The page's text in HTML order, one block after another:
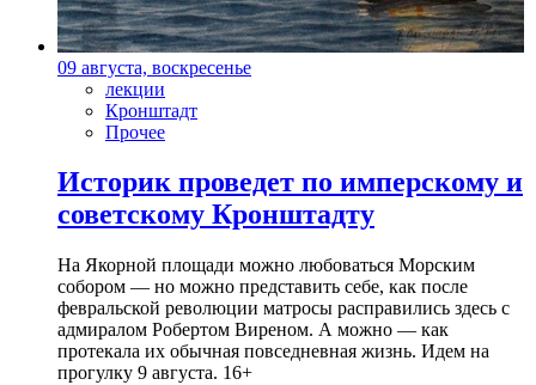
09 августа, воскресенье
лекции
Кронштадт
Прочее
Историк проведет по имперскому и
советскому Кронштадту
На Якорной площади можно любоваться Морским
собором — но можно представить себе, как после
февральской революции матросы расправились здесь с
адмиралом Робертом Виреном. А можно — как
протекала их обычная повседневная жизнь. Идем на
прогулку 9 августа. 16+